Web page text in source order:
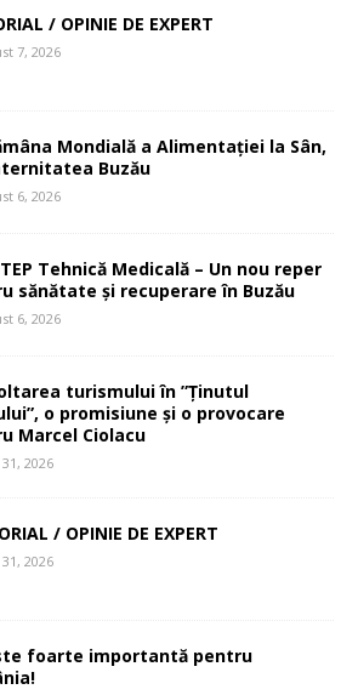
/ OPINIE DE EXPERT
7, 2026
Mondială a Alimentației la Sân,
Buzău
6, 2026
Tehnică Medicală – Un nou reper
sănătate și recuperare în Buzău
6, 2026
turismului în ”Ținutul
o promisiune și o provocare
Marcel Ciolacu
2026
/ OPINIE DE EXPERT
2026
foarte importantă pentru